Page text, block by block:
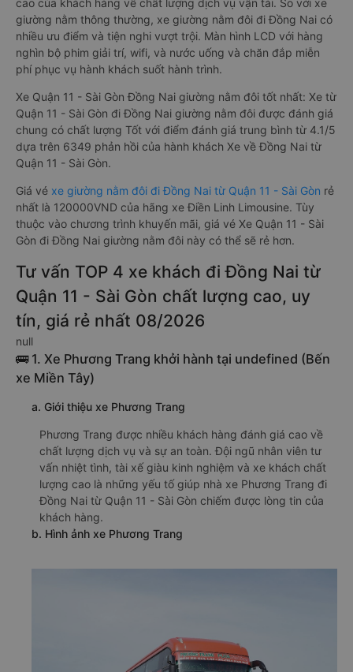
cao của khách hàng về chất lượng dịch vụ vận tải. So với xe
giường nằm thông thường, xe giường nằm đôi đi Đồng Nai có
nhiều ưu điểm và tiện nghi vượt trội. Màn hình LCD với hàng
nghìn bộ phim giải trí, wifi, và nước uống và chăn đắp miễn
phí phục vụ hành khách suốt hành trình.
Xe Quận 11 - Sài Gòn Đồng Nai giường nằm đôi tốt nhất: Xe từ
Quận 11 - Sài Gòn đi Đồng Nai giường nằm đôi được đánh giá
chung có chất lượng Tốt với điểm đánh giá trung bình từ 4.1/5
dựa trên 6349 phản hồi của hành khách Xe về Đồng Nai từ
Quận 11 - Sài Gòn.
Giá vé xe giường nằm đôi đi Đồng Nai từ Quận 11 - Sài Gòn rẻ
nhất là 120000VND của hãng xe Điền Linh Limousine. Tùy
thuộc vào chương trình khuyến mãi, giá vé Xe Quận 11 - Sài
Gòn đi Đồng Nai giường nằm đôi này có thể sẽ rẻ hơn.
Tư vấn TOP 4 xe khách đi Đồng Nai từ
Quận 11 - Sài Gòn chất lượng cao, uy
tín, giá rẻ nhất 08/2026
null
🚌 1. Xe Phương Trang khởi hành tại undefined (Bến
xe Miền Tây)
a. Giới thiệu xe Phương Trang
Phương Trang được nhiều khách hàng đánh giá cao về
chất lượng dịch vụ và sự an toàn. Đội ngũ nhân viên tư
vấn nhiệt tình, tài xế giàu kinh nghiệm và xe khách chất
lượng cao là những yếu tố giúp nhà xe Phương Trang đi
Đồng Nai từ Quận 11 - Sài Gòn chiếm được lòng tin của
khách hàng.
b. Hình ảnh xe Phương Trang